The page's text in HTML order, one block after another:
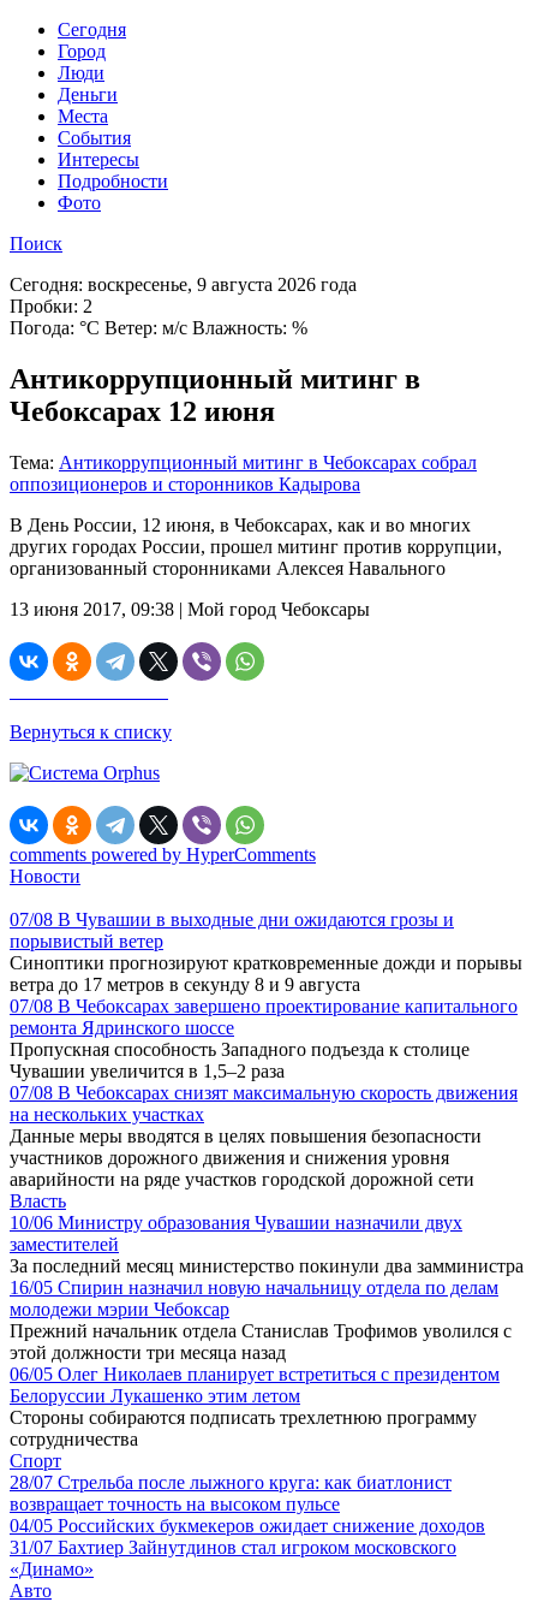
Cегодня
Город
Люди
Деньги
Места
События
Интересы
Подробности
Фото
Поиск
Сегодня: воскресенье, 9 августа 2026 года
Пробки: 2
Погода: °C Ветер: м/с Влажность: %
Антикоррупционный митинг в
Чебоксарах 12 июня
Тема: Антикоррупционный митинг в Чебоксарах собрал
оппозиционеров и сторонников Кадырова
В День России, 12 июня, в Чебоксарах, как и во многих
других городах России, прошел митинг против коррупции,
организованный сторонниками Алексея Навального
13 июня 2017, 09:38 | Мой город Чебоксары
Вернуться к списку
comments powered by HyperComments
Новости
07/08 В Чувашии в выходные дни ожидаются грозы и
порывистый ветер
Синоптики прогнозируют кратковременные дожди и порывы
ветра до 17 метров в секунду 8 и 9 августа
07/08 В Чебоксарах завершено проектирование капитального
ремонта Ядринского шоссе
Пропускная способность Западного подъезда к столице
Чувашии увеличится в 1,5–2 раза
07/08 В Чебоксарах снизят максимальную скорость движения
на нескольких участках
Данные меры вводятся в целях повышения безопасности
участников дорожного движения и снижения уровня
аварийности на ряде участков городской дорожной сети
Власть
10/06 Министру образования Чувашии назначили двух
заместителей
За последний месяц министерство покинули два замминистра
16/05 Спирин назначил новую начальницу отдела по делам
молодежи мэрии Чебоксар
Прежний начальник отдела Станислав Трофимов уволился с
этой должности три месяца назад
06/05 Олег Николаев планирует встретиться с президентом
Белоруссии Лукашенко этим летом
Стороны собираются подписать трехлетнюю программу
сотрудничества
Спорт
28/07 Стрельба после лыжного круга: как биатлонист
возвращает точность на высоком пульсе
04/05 Российских букмекеров ожидает снижение доходов
31/07 Бахтиер Зайнутдинов стал игроком московского
«Динамо»
Авто